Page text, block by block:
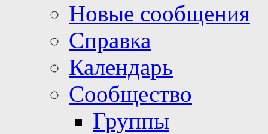
Новые сообщения
Справка
Календарь
Сообщество
Группы